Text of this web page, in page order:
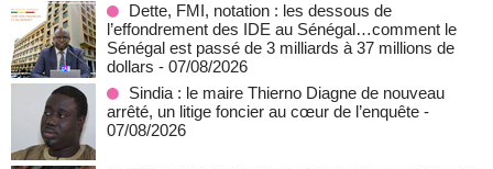
Dette, FMI, notation : les dessous de
l’effondrement des IDE au Sénégal…comment le
Sénégal est passé de 3 milliards à 37 millions de
dollars - 07/08/2026
Sindia : le maire Thierno Diagne de nouveau
arrêté, un litige foncier au cœur de l’enquête -
07/08/2026